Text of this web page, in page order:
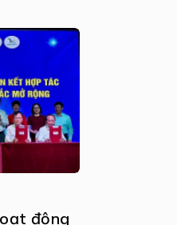
động